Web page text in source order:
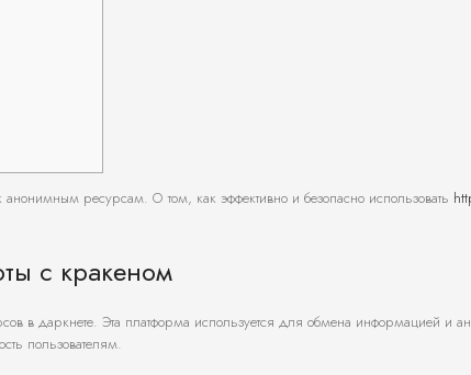
анонимным ресурсам. О том, как эффективно и безопасно использовать
с кракеном
в даркнете. Эта платформа используется для обмена информацией и
пользователям.